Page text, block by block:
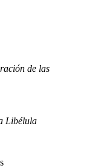
de las
Libélula